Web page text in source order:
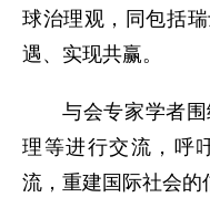
球治理观，同包括
遇、实现共赢。
与会专家学者
理等进行交流，呼
流，重建国际社会的